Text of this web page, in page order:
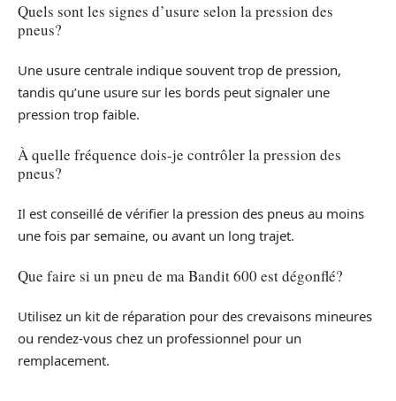
Quels sont les signes d’usure selon la pression des
pneus?
Une usure centrale indique souvent trop de pression,
tandis qu’une usure sur les bords peut signaler une
pression trop faible.
À quelle fréquence dois-je contrôler la pression des
pneus?
Il est conseillé de vérifier la pression des pneus au moins
une fois par semaine, ou avant un long trajet.
Que faire si un pneu de ma Bandit 600 est dégonflé?
Utilisez un kit de réparation pour des crevaisons mineures
ou rendez-vous chez un professionnel pour un
remplacement.